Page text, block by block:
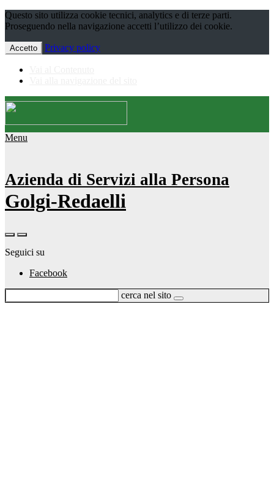
Questo sito utilizza cookie tecnici, analytics e di terze parti.
Proseguendo nella navigazione accetti l’utilizzo dei cookie.
Accetto Privacy policy
Menu
Azienda di Servizi alla Persona
Golgi-Redaelli
Seguici su
Facebook
cerca nel sito